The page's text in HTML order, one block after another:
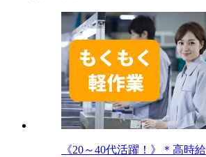
《20～40代活躍！》＊高時